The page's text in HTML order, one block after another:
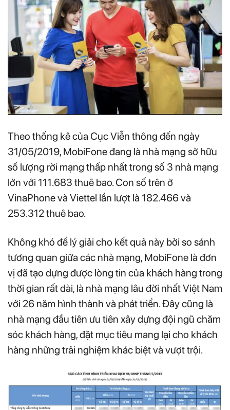
Theo thống kê của Cục Viễn thông đến ngày
31/05/2019, MobiFone đang là nhà mạng sở hữu
số lượng rời mạng thấp nhất trong số 3 nhà mạng
lớn với 111.683 thuê bao. Con số trên ở
VinaPhone và Viettel lần lượt là 182.466 và
253.312 thuê bao.
Không khó để lý giải cho kết quả này bởi so sánh
tương quan giữa các nhà mạng, MobiFone là đơn
vị đã tạo dựng được lòng tin của khách hàng trong
thời gian rất dài, là nhà mạng lâu đời nhất Việt Nam
với 26 năm hình thành và phát triển. Đây cũng là
nhà mạng đầu tiên ưu tiên xây dựng đội ngũ chăm
sóc khách hàng, đặt mục tiêu mang lại cho khách
hàng những trải nghiệm khác biệt và vượt trội.